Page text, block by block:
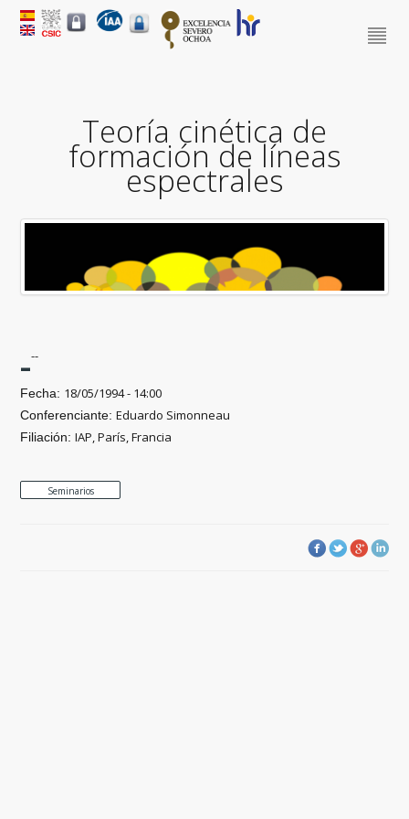
Teoría cinética de
formación de líneas
espectrales
---
Fecha: 18/05/1994 - 14:00
Conferenciante:Eduardo Simonneau
Filiación:IAP, París, Francia
Seminarios